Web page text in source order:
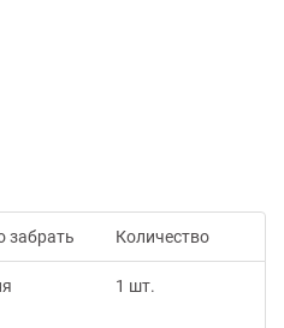
забрать Количество
1 шт.